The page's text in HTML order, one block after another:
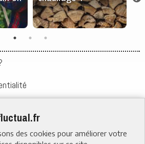
des cookies pour améliorer votre
› Santé & Bien-être